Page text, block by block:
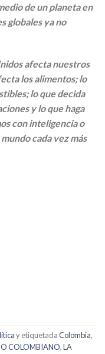
de un planeta en
globales ya no
afecta nuestros
los alimentos; lo
lo que decida
y lo que haga
con inteligencia o
cada vez más
y etiquetadaColombia,
COLOMBIANO,LA